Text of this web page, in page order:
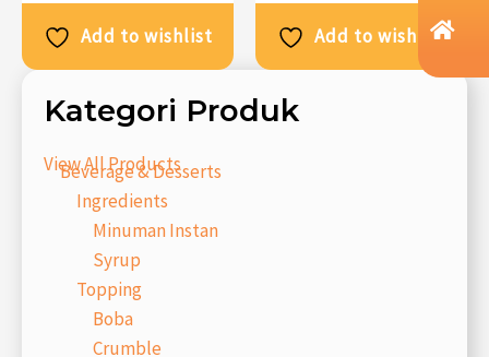
Kategori Produk
View All Products
Beverage & Desserts
Ingredients
Minuman Instan
Syrup
Topping
Boba
Crumble
Add to wishlist Add to wishlist